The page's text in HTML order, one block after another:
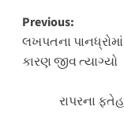
Post
Previous:
લખપતના
કારણ જીવ ત્યાગ્યો
રાપરના